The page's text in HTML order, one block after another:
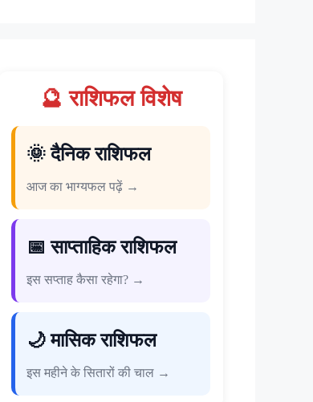
🔮 राशिफल विशेष
🌞 दैनिक राशिफल
आज का भाग्यफल पढ़ें →
📅 साप्ताहिक राशिफल
इस सप्ताह कैसा रहेगा? →
🌙 मासिक राशिफल
इस महीने के सितारों की चाल →